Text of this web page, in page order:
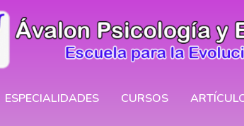
ESPECIALIDADES CURSOS